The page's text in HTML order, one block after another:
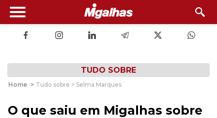
TUDO SOBRE
Home > Tudo sobre > Selma Marques
O que saiu em Migalhas sobre